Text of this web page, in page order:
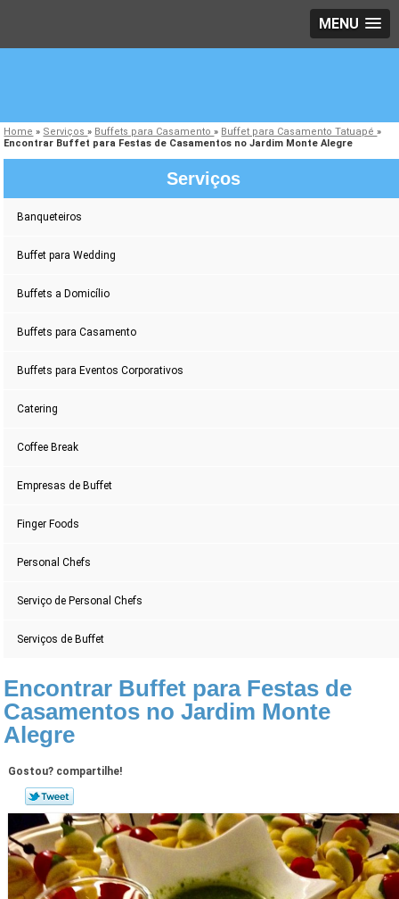
MENU
Home » Serviços» Buffets para Casamento» Buffet para Casamento Tatuapé»
Encontrar Buffet para Festas de Casamentos no Jardim Monte Alegre
Serviços
Banqueteiros
Buffet para Wedding
Buffets a Domicílio
Buffets para Casamento
Buffets para Eventos Corporativos
Catering
Coffee Break
Empresas de Buffet
Finger Foods
Personal Chefs
Serviço de Personal Chefs
Serviços de Buffet
Encontrar Buffet para Festas de
Casamentos no Jardim Monte
Alegre
Gostou? compartilhe!